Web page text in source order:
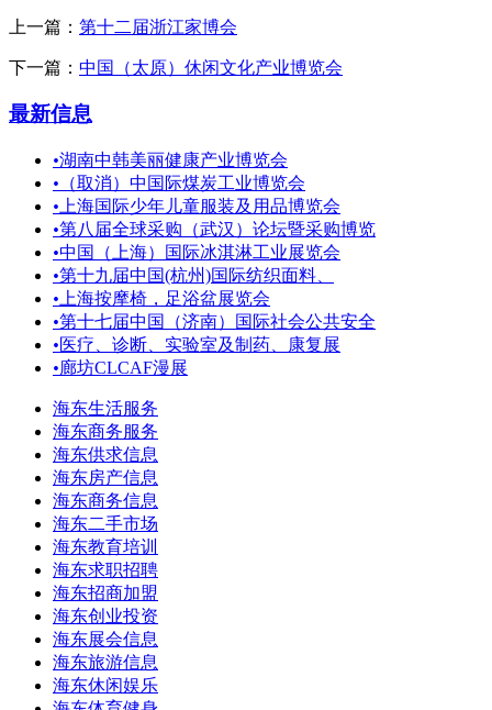
上一篇： 第十二届浙江家博会
下一篇： 中国（太原）休闲文化产业博览会
最新信息
•湖南中韩美丽健康产业博览会
• （取消）中国际煤炭工业博览会
• 上海国际少年儿童服装及用品博览会
•第八届全球采购（武汉）论坛暨采购博览
•中国（上海）国际冰淇淋工业展览会
•第十九届中国(杭州)国际纺织面料、
• 上海按摩椅，足浴盆展览会
•第十七届中国（济南）国际社会公共安全
•医疗、诊断、实验室及制药、康复展
•廊坊CLCAF漫展
海东生活服务
海东商务服务
海东供求信息
海东房产信息
海东商务信息
海东二手市场
海东教育培训
海东求职招聘
海东招商加盟
海东创业投资
海东展会信息
海东旅游信息
海东休闲娱乐